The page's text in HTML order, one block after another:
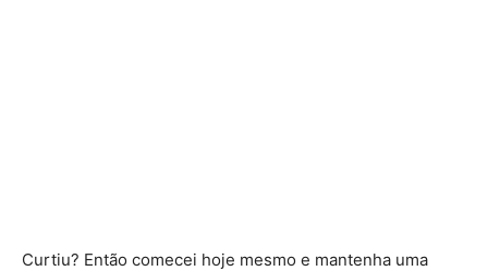
Curtiu? Então comecei hoje mesmo e mantenha uma